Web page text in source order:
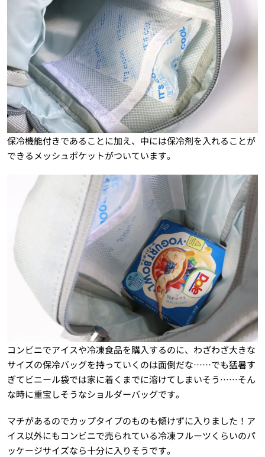
保冷機能付きであることに加え、中には保冷剤を入れることが
できるメッシュポケットがついています。
コンビニでアイスや冷凍食品を購入するのに、わざわざ大きな
サイズの保冷バッグを持っていくのは面倒だな……でも猛暑す
ぎてビニール袋では家に着くまでに溶けてしまいそう……そん
な時に重宝しそうなショルダーバッグです。
マチがあるのでカップタイプのものも傾けずに入りました！ア
イス以外にもコンビニで売られている冷凍フルーツくらいのパ
ッケージサイズなら十分に入りそうです。